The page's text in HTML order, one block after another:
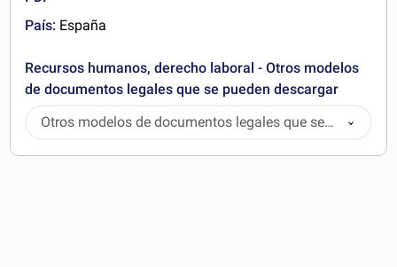
País: España
Recursos humanos, derecho laboral - Otros modelos
de documentos legales que se pueden descargar
Otros modelos de documentos legales que se
pueden descargar